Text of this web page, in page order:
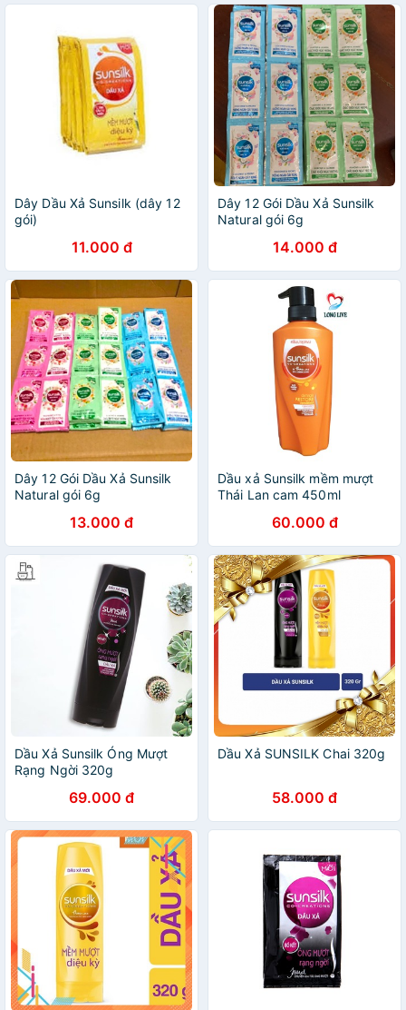
Dây Dầu Xả Sunsilk (dây 12
gói)
11.000 đ
Dây 12 Gói Dầu Xả Sunsilk
Natural gói 6g
14.000 đ
Dây 12 Gói Dầu Xả Sunsilk
Natural gói 6g
13.000 đ
Dầu xả Sunsilk mềm mượt
Thái Lan cam 450ml
60.000 đ
Dầu Xả Sunsilk Óng Mượt
Rạng Ngời 320g
69.000 đ
Dầu Xả SUNSILK Chai 320g
58.000 đ